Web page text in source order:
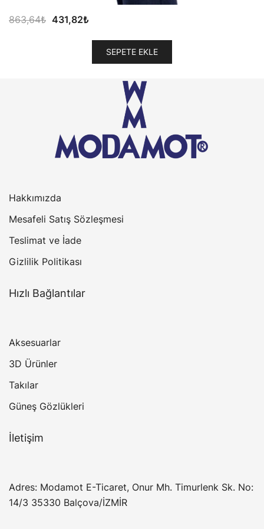
863,64₺ Orijinal
431,82₺
fiyat:
431,82₺.
SEPETE EKLE
Hakkımızda
Mesafeli Satış Sözleşmesi
Teslimat ve İade
Gizlilik Politikası
Hızlı Bağlantılar
Aksesuarlar
3D Ürünler
Takılar
Güneş Gözlükleri
İletişim
Adres: Modamot E-Ticaret, Onur Mh. Timurlenk Sk. No:
14/3 35330 Balçova/İZMİR